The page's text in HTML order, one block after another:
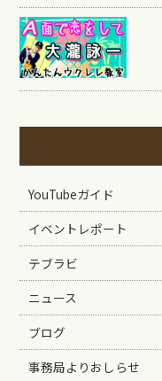
YouTubeガイド
イベントレポート
テブラビ
ニュース
ブログ
事務局よりおしらせ